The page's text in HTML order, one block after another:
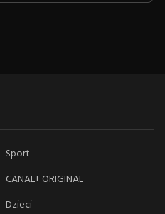
Sport
CANAL+ ORIGINAL
Dzieci